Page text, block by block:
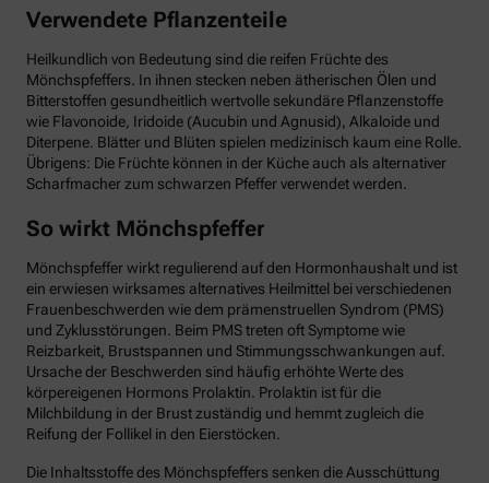
Verwendete Pflanzenteile
Heilkundlich von Bedeutung sind die reifen Früchte des
Mönchspfeffers. In ihnen stecken neben ätherischen Ölen und
Bitterstoffen gesundheitlich wertvolle sekundäre Pflanzenstoffe
wie Flavonoide, Iridoide (Aucubin und Agnusid), Alkaloide und
Diterpene. Blätter und Blüten spielen medizinisch kaum eine Rolle.
Übrigens: Die Früchte können in der Küche auch als alternativer
Scharfmacher zum schwarzen Pfeffer verwendet werden.
So wirkt Mönchspfeffer
Mönchspfeffer wirkt regulierend auf den Hormonhaushalt und ist
ein erwiesen wirksames alternatives Heilmittel bei verschiedenen
Frauenbeschwerden wie dem prämenstruellen Syndrom (PMS)
und Zyklusstörungen. Beim PMS treten oft Symptome wie
Reizbarkeit, Brustspannen und Stimmungsschwankungen auf.
Ursache der Beschwerden sind häufig erhöhte Werte des
körpereigenen Hormons Prolaktin. Prolaktin ist für die
Milchbildung in der Brust zuständig und hemmt zugleich die
Reifung der Follikel in den Eierstöcken.
Die Inhaltsstoffe des Mönchspfeffers senken die Ausschüttung